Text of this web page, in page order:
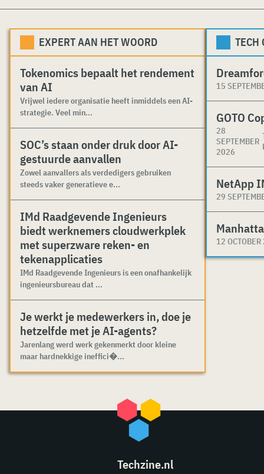
EXPERT AAN HET WOORD
Tokenomics bepaalt het rendement
van AI
Vrijwel iedere organisatie heeft inmiddels een AI-
strategie. Veel min...
SOC’s staan onder druk door AI-
gestuurde aanvallen
Zowel aanvallers als verdedigers gebruiken
steeds vaker generatieve e...
IMd Raadgevende Ingenieurs
biedt werknemers cloudwerkplek
met superzware reken- en
tekenapplicaties
IMd Raadgevende Ingenieurs is een onafhankelijk
ingenieursbureau dat ...
Je werkt je medewerkers in, doe je
hetzelfde met je AI-agents?
Jarenlang werd werk gekenmerkt door kleine
maar hardnekkige ineffici�...
TECH
15
GOTO
28
SEPTEMBER
2026
NetApp
29
12
Techzine.nl